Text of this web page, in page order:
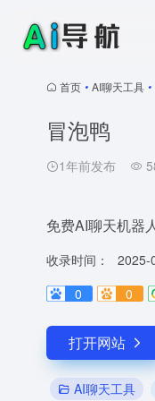
首页 • AI聊天工具 •
冒泡鸭
1年前发布
免费AI聊天机器
收录时间：
2025-
0
0
打开网站
AI聊天工具